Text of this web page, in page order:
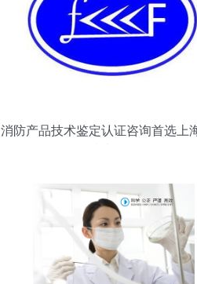
消防产品技术鉴定认证咨询首选上